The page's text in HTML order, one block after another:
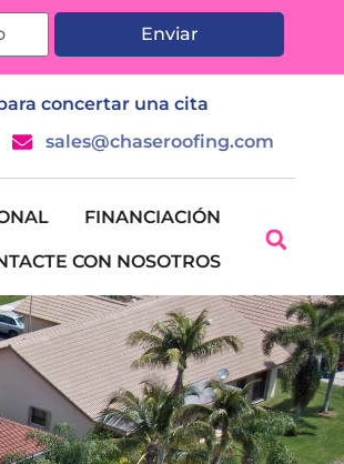
Enviar
concertar una cita
sales@chaseroofing.com
FINANCIACIÓN
CON NOSOTROS